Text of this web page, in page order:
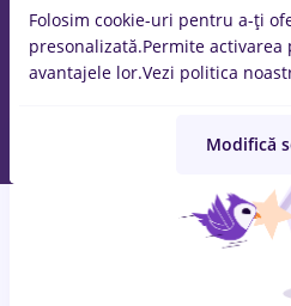
locuri de muncatakeaway, Part
Student, Fara experientain
Sanatate
Folosim cookie-uri pentru a-ți
presonalizată.Permite
avantajele lor.Vezi politica
Modifică